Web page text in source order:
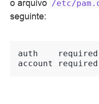
o arquivo /etc/
seguinte:
auth